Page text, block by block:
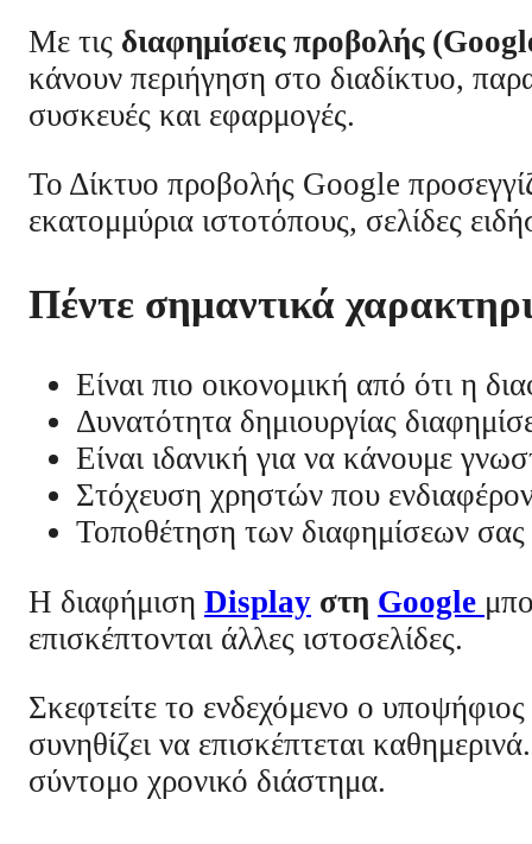
Με τις διαφημίσεις προβολής
κάνουν περιήγηση στο διαδίκτυο,
συσκευές και εφαρμογές.
Το Δίκτυο προβολής Google
εκατομμύρια ιστοτόπους, σελίδες
Πέντε σημαντικά
Είναι πιο οικονομική από ότι η
Δυνατότητα δημιουργίας
Είναι ιδανική για να κάνουμε
Στόχευση χρηστών που
Τοποθέτηση των διαφημίσεων σας
Η διαφήμιση Display στη Google
επισκέπτονται άλλες ιστοσελίδες.
Σκεφτείτε το ενδεχόμενο ο
συνηθίζει να επισκέπτεται
σύντομο χρονικό διάστημα.